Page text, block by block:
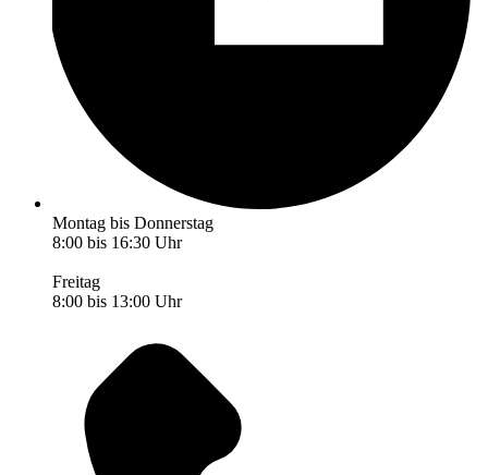
Montag bis Donnerstag
8:00 bis 16:30 Uhr
Freitag
8:00 bis 13:00 Uhr